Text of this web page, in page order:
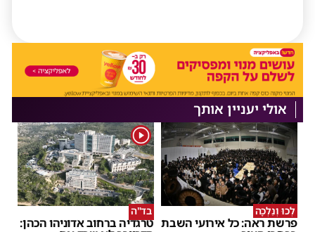
אולי יעניין אותך
לְכוּ וְנֵלְכָה
פרשת ראה: כל אירועי השבת
1
בד"ה
טרגדיה ברחוב אדוניהו הכהן: